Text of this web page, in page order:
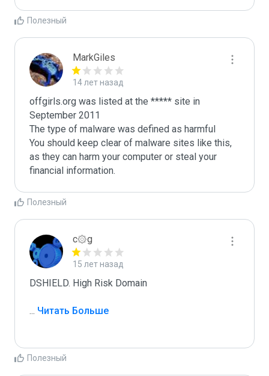
Полезный
MarkGiles
14 лет назад
offgirls.org was listed at the ***** site in
September 2011
The type of malware was defined as harmful
You should keep clear of malware sites like this,
as they can harm your computer or steal your
Полезный
c۞g
15 лет назад
DSHIELD. High Risk Domain
... Читать Больше
Полезный